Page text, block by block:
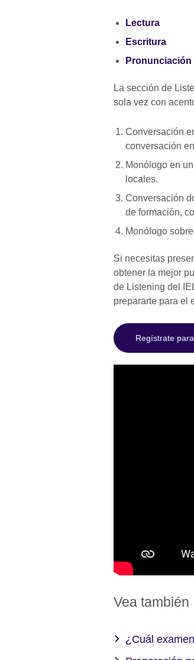
Lectura
Escritura
Pronunciación
La sección de
sola vez con
Conversación
conversación
Monólogo en
locales.
Conversación
de formación,
Monólogo
Si necesitas
obtener la mejor
de Listening del
prepararte para el
Regístrate
Vea también
¿Cuál